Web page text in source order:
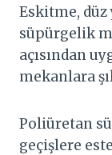
Eskitme,
süpürgelik
açısından
mekanlara
Poliüretan
geçişlere